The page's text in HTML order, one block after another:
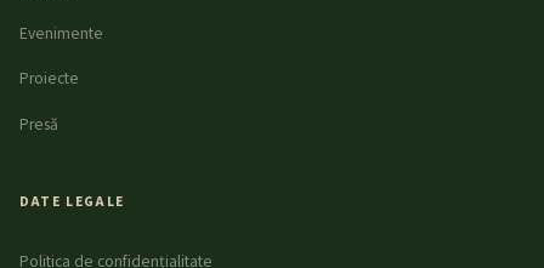
Evenimente
Proiecte
Presă
DATE LEGALE
Politica de confidențialitate